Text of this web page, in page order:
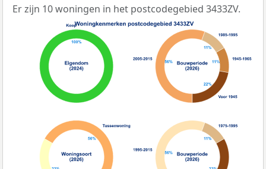
Er zijn 10 woningen in het postcodegebied 3433ZV.